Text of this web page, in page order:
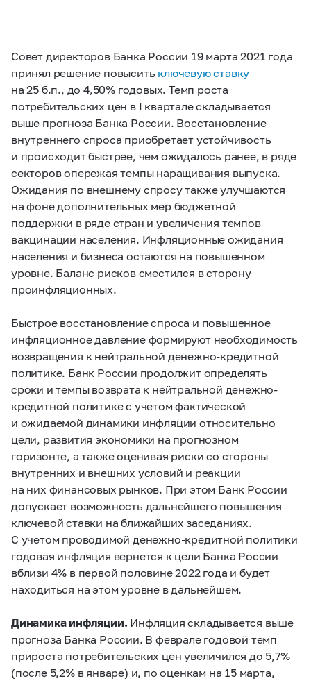
Совет директоров Банка России 19 марта 2021 года
принял решение повысить ключевую ставку
на 25 б.п., до 4,50% годовых. Темп роста
потребительских цен в I квартале складывается
выше прогноза Банка России. Восстановление
внутреннего спроса приобретает устойчивость
и происходит быстрее, чем ожидалось ранее, в ряде
секторов опережая темпы наращивания выпуска.
Ожидания по внешнему спросу также улучшаются
на фоне дополнительных мер бюджетной
поддержки в ряде стран и увеличения темпов
вакцинации населения. Инфляционные ожидания
населения и бизнеса остаются на повышенном
уровне. Баланс рисков сместился в сторону
проинфляционных.
Быстрое восстановление спроса и повышенное
инфляционное давление формируют необходимость
возвращения к нейтральной денежно-кредитной
политике. Банк России продолжит определять
сроки и темпы возврата к нейтральной денежно-
кредитной политике с учетом фактической
и ожидаемой динамики инфляции относительно
цели, развития экономики на прогнозном
горизонте, а также оценивая риски со стороны
внутренних и внешних условий и реакции
на них финансовых рынков. При этом Банк России
допускает возможность дальнейшего повышения
ключевой ставки на ближайших заседаниях.
С учетом проводимой денежно-кредитной политики
годовая инфляция вернется к цели Банка России
вблизи 4% в первой половине 2022 года и будет
находиться на этом уровне в дальнейшем.
Динамика инфляции. Инфляция складывается выше
прогноза Банка России. В феврале годовой темп
прироста потребительских цен увеличился до 5,7%
(после 5,2% в январе) и, по оценкам на 15 марта,